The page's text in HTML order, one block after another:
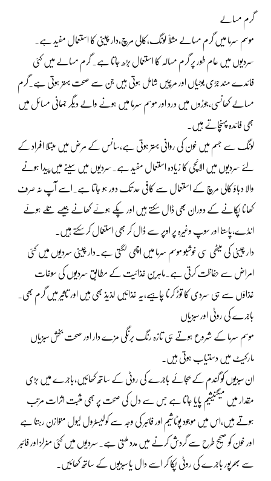
گرم مسالے
موسم سرما میں گرم مسالے مثلاً لونگ،کالی مرچ،دار چینی کا استعمال مفید ہے۔
سردیوں میں عام طور پر گرم مسالہ کا استعمال بڑھ جاتا ہے۔ گرم مسالے میں کئی
فائدے مند جڑی بوٹیاں اور مرچیں شامل ہوتی ہیں جن سے صحت بہتر ہوتی ہے۔گرم
مسالے کھانسی،جوڑوں میں درد اور موسم سرما میں ہونے والے دیگر جسمانی مسائل میں
بھی فائدہ پہنچاتے ہیں۔
لونگ سے جسم میں خون کی روانی بہتر ہوتی ہے،سانس کے مرض میں مبتلا افراد کے
لئے سردیوں میں الائچی کا زیادہ استعمال مفید ہے۔سردیوں میں سینے میں پیدا ہونے
والا دباؤ کالی مرچ کے استعمال سے کافی حد تک دور ہو جاتا ہے۔اسے آپ نہ صرف
کھانا پکانے کے دوران بھی ڈال سکتے ہیں اور پکے ہوئے کھانے جیسے تلے ہوئے
انڈے،پاستا اور سوپ وغیرہ پر اوپر سے ڈال کر بھی استعمال کر سکتے ہیں۔
دار چینی کی میٹھی سی خوشبو موسم سرما میں اچھی لگتی ہے۔دار چینی سردیوں میں کئی
امراض سے حفاظت کرتی ہے۔ماہرین غذائیت کے مطابق سردیوں کی سوغات
غذاؤں سے ہی سردی کا توڑ کرنا چاہیے،یہ غذائیں لذیذ بھی ہیں اور تاثیر میں گرم بھی۔
باجرے کی روٹی اور سبزیاں
موسم سرما کے شروع ہوتے ہی تازہ رنگ برنگی مزے دار اور صحت بخش سبزیاں
مارکیٹ میں دستیاب ہوتی ہیں۔
ان سبزیوں کو گندم کے بجائے باجرے کی روٹی کے ساتھ کھائیں،باجرے میں بڑی
مقدار میں میگنیشیم پایا جاتا ہے جس سے دل کی صحت پر بھی مثبت اثرات مرتب
ہوتے ہیں،اس میں موجود پوٹاشیم اور فائبر کی وجہ سے کولیسٹرول لیول متوازن رہتا ہے
اور خون کو صحیح طرح سے گردش کرنے میں مدد ملتی ہے۔سردیوں میں کئی منرلز اور فائبر
سے بھرپور باجرے کی روٹی پکا کر اسے دال یا سبزیوں کے ساتھ کھائیں۔